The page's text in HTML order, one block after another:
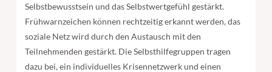
Selbstbewusstsein und das Selbstwertgefühl gestärkt.
Frühwarnzeichen können rechtzeitig erkannt werden, das
soziale Netz wird durch den Austausch mit den
Teilnehmenden gestärkt. Die Selbsthilfegruppen tragen
dazu bei, ein individuelles Krisennetzwerk und einen